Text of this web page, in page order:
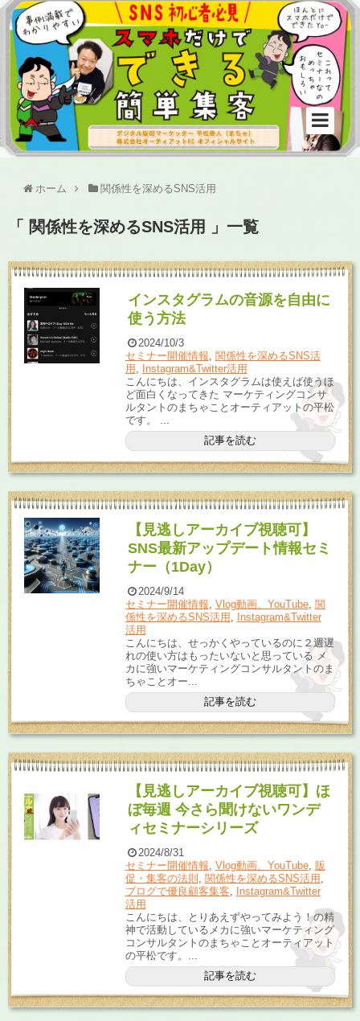
ホーム 関係性を深めるSNS活用
「 関係性を深めるSNS活用 」一覧
インスタグラムの音源を自由に
使う方法
2024/10/3
セミナー開催情報, 関係性を深めるSNS活
用 , Instagram&Twitter活用
こんにちは、インスタグラムは使えば使うほ
ど面白くなってきた マーケティングコンサ
ルタントのまちゃことオーティアットの平松
です。 ...
記事を読む
【見逃しアーカイブ視聴可】
SNS最新アップデート情報セミ
ナー（1Day）
2024/9/14
セミナー開催情報 Vlog動画、YouTube, 関
係性を深めるSNS活用
Instagram&Twitter
活用
こんにちは、せっかくやっているのに２週遅
れの使い方はもったいないと思っている メ
カに強いマーケティングコンサルタントのま
ちゃことオー...
記事を読む
【見逃しアーカイブ視聴可】ほ
ぼ毎週 今さら聞けないワンデ
ィセミナーシリーズ
2024/8/31
セミナー開催情報 Vlog動画、YouTube, 販
促・集客の法則 関係性を深めるSNS活用
ブログで優良顧客集客
Instagram&Twitter
活用
こんにちは、とりあえずやってみよう！の精
神で活動しているメカに強いマーケティング
コンサルタントのまちゃことオーティアット
の平松です。...
記事を読む